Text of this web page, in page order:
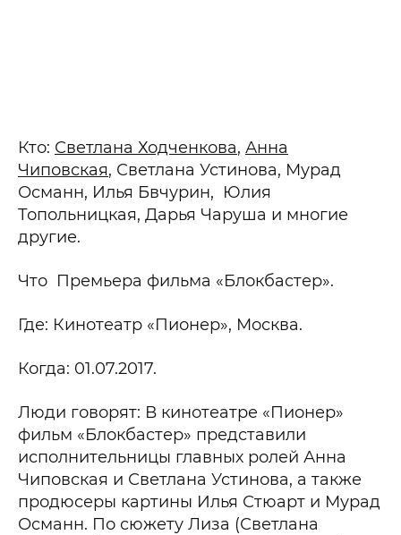
Кто: Светлана Ходченкова, Анна
Чиповская, Светлана Устинова, Мурад
Османн, Илья Бвчурин, Юлия
Топольницкая, Дарья Чаруша и многие
другие.
Что Премьера фильма «Блокбастер».
Где: Кинотеатр «Пионер», Москва.
Когда: 01.07.2017.
Люди говорят: В кинотеатре «Пионер»
фильм «Блокбастер» представили
исполнительницы главных ролей Анна
Чиповская и Светлана Устинова, а также
продюсеры картины Илья Стюарт и Мурад
Османн. По сюжету Лиза (Светлана